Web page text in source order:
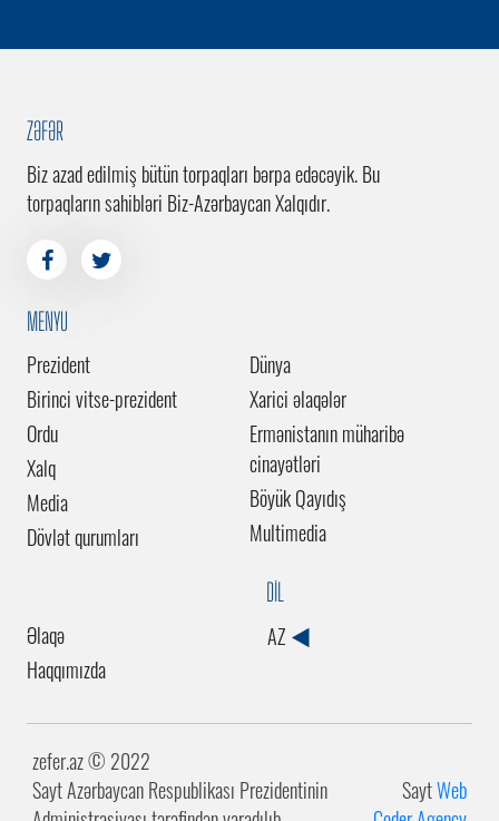
ZƏFƏR
Biz azad edilmiş bütün torpaqları bərpa edəcəyik. Bu
torpaqların sahibləri Biz-Azərbaycan Xalqıdır.
MENYU
Prezident
Birinci vitse-prezident
Ordu
Xalq
Media
Dövlət qurumları
Dünya
Xarici əlaqələr
Ermənistanın müharibə
cinayətləri
Böyük Qayıdış
Multimedia
Əlaqə
Haqqımızda
DİL
AZ
zefer.az ©️ 2022
Sayt Azərbaycan Respublikası Prezidentinin
SaytWeb